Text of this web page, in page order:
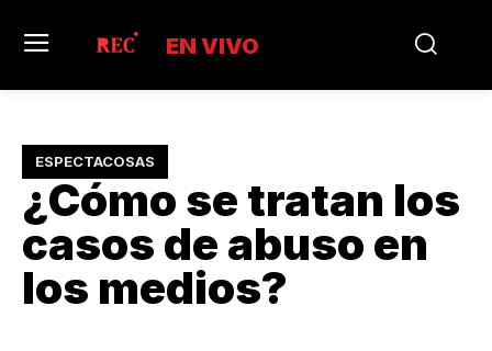
EN VIVO
ESPECTACOSAS
¿Cómo se tratan los
casos de abuso en
los medios?